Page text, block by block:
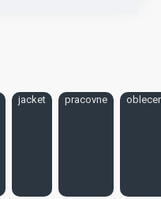
jacket pracovne